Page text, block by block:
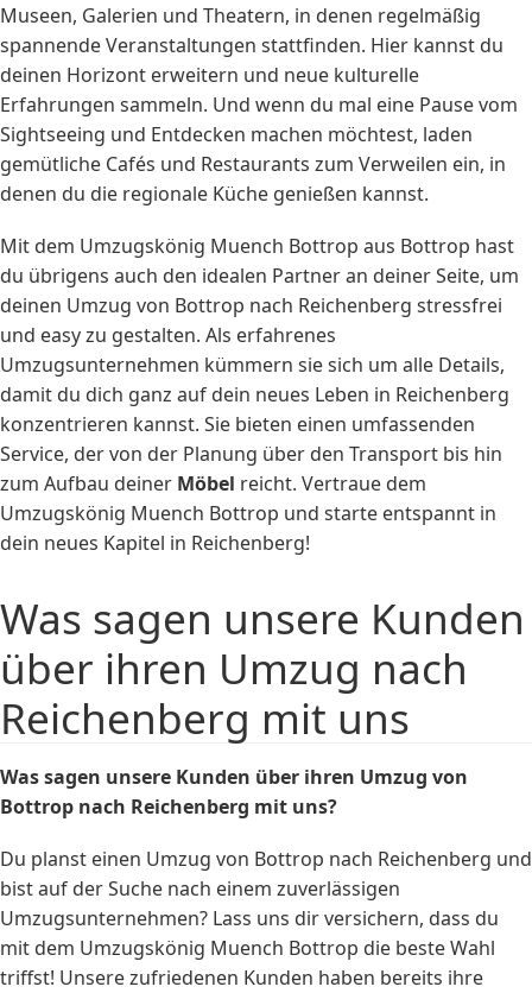
Museen, Galerien und Theatern, in denen regelmäßig
spannende Veranstaltungen stattfinden. Hier kannst du
deinen Horizont erweitern und neue kulturelle
Erfahrungen sammeln. Und wenn du mal eine Pause vom
Sightseeing und Entdecken machen möchtest, laden
gemütliche Cafés und Restaurants zum Verweilen ein, in
denen du die regionale Küche genießen kannst.
Mit dem Umzugskönig Muench Bottrop aus Bottrop hast
du übrigens auch den idealen Partner an deiner Seite, um
deinen Umzug von Bottrop nach Reichenberg stressfrei
und easy zu gestalten. Als erfahrenes
Umzugsunternehmen kümmern sie sich um alle Details,
damit du dich ganz auf dein neues Leben in Reichenberg
konzentrieren kannst. Sie bieten einen umfassenden
Service, der von der Planung über den Transport bis hin
zum Aufbau deiner Möbel reicht. Vertraue dem
Umzugskönig Muench Bottrop und starte entspannt in
dein neues Kapitel in Reichenberg!
Was sagen unsere Kunden
über ihren Umzug nach
Reichenberg mit uns
Was sagen unsere Kunden über ihren Umzug von
Bottrop nach Reichenberg mit uns?
Du planst einen Umzug von Bottrop nach Reichenberg und
bist auf der Suche nach einem zuverlässigen
Umzugsunternehmen? Lass uns dir versichern, dass du
mit dem Umzugskönig Muench Bottrop die beste Wahl
triffst! Unsere zufriedenen Kunden haben bereits ihre